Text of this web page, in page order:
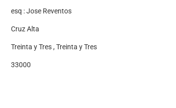
esq : Jose Reventos
Cruz Alta
Treinta y Tres , Treinta y Tres
33000